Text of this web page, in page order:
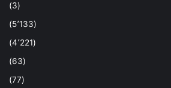
(3)
(5٬133)
(4٬221)
(63)
(77)